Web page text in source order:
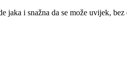
i snažna da se može uvijek,